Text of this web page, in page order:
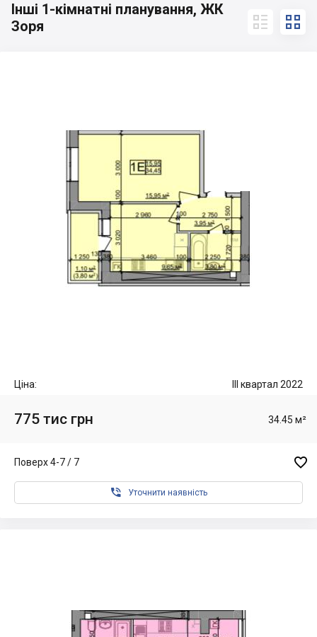
Інші 1-кімнатні планування, ЖК
Зоря
 
Ціна: III квартал 2022
775 тис грн 34.45 м²
Поверх 4-7 / 7 
 Уточнити наявність